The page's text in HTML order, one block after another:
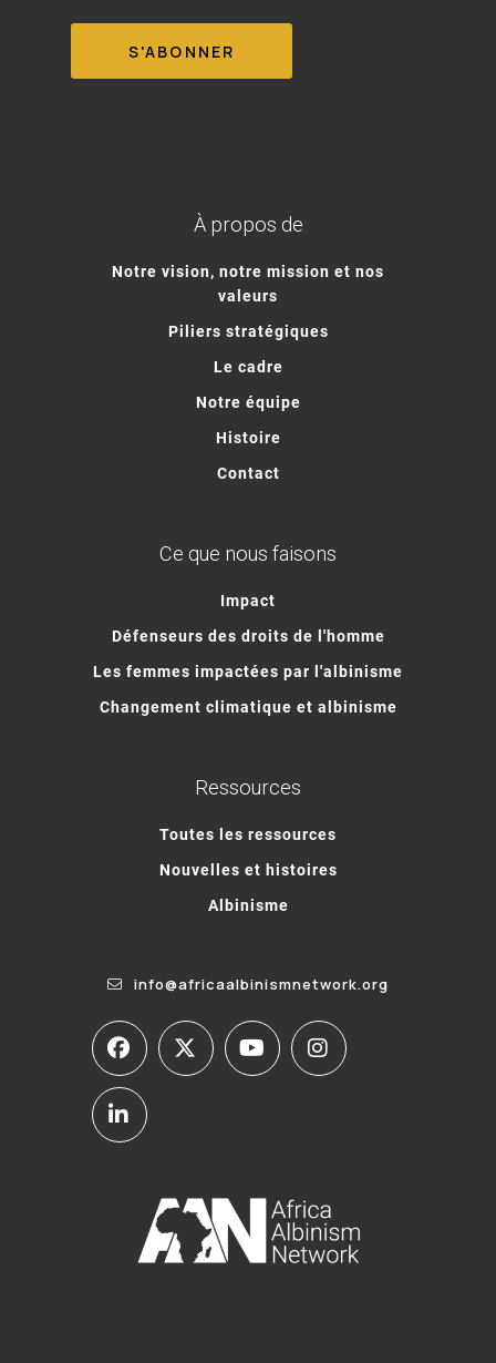
À propos de
Notre vision, notre mission et nos
valeurs
Piliers stratégiques
Le cadre
Notre équipe
Histoire
Contact
Ce que nous faisons
Impact
Défenseurs des droits de l'homme
Les femmes impactées par l'albinisme
Changement climatique et albinisme
Ressources
Toutes les ressources
Nouvelles et histoires
Albinisme
info@africaalbinismnetwork.org